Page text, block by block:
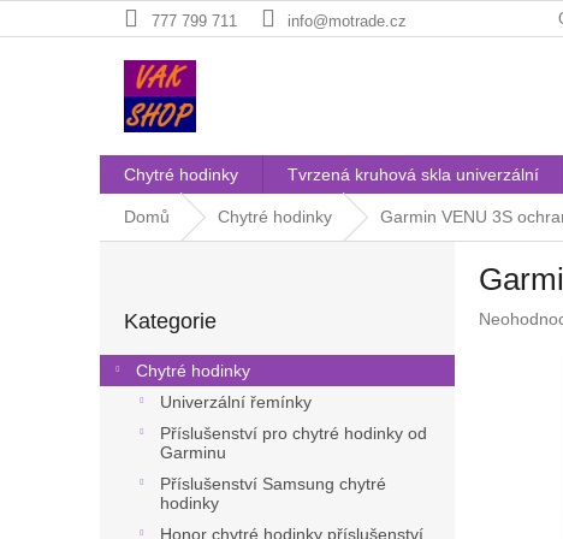
na
777 799 711 info@motrade.cz
Chytré hodinky Tvrzená kruhová skla univerzální
Domů Chytré hodinky Garmin VENU 3S
r
a
kategorie
Kategorie
Chytré hodinky
Univerzální řemínky
Příslušenství pro chytré hodinky od
Garminu
Příslušenství Samsung chytré
hodinky
Honor chytré hodinky příslušenství
Průměrné